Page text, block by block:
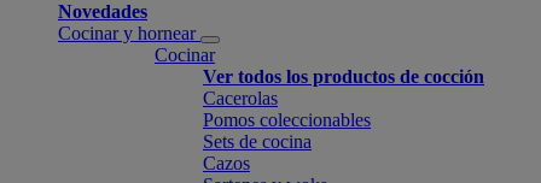
Novedades
Cocinar y hornear
Cocinar
Ver todos los productos de cocción
Cacerolas
Pomos coleccionables
Sets de cocina
Cazos